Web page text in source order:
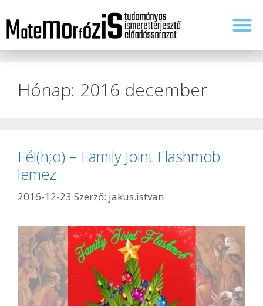
Hónap: 2016 december
Fél(h;o) – Family Joint Flashmob
lemez
2016-12-23 Szerző: jakus.istvan